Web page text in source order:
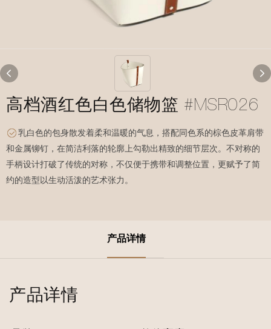
高档酒红色白色储物篮 #MSR026
乳白色的包身散发着柔和温暖的气息，搭配同色系的棕色皮革肩带
和金属铆钉，在简洁利落的轮廓上勾勒出精致的细节层次。不对称的
手柄设计打破了传统的对称，不仅便于携带和调整位置，更赋予了简
约的造型以生动活泼的艺术张力。
产品详情
产品详情